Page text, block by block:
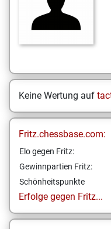
Keine Wertung auf
Fritz.chessbase.com:
Elo gegen Fritz:
Gewinnpartien Fritz:
Schönheitspunkte
Erfolge gegen Fritz...